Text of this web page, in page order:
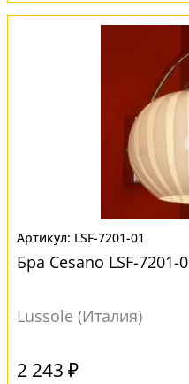
LSF-7201-01
Бра Cesano LSF-7201-
Lussole (Италия)
2 243 ₽